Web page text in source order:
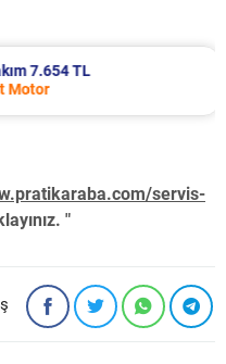
7.654 TL
servis-
"